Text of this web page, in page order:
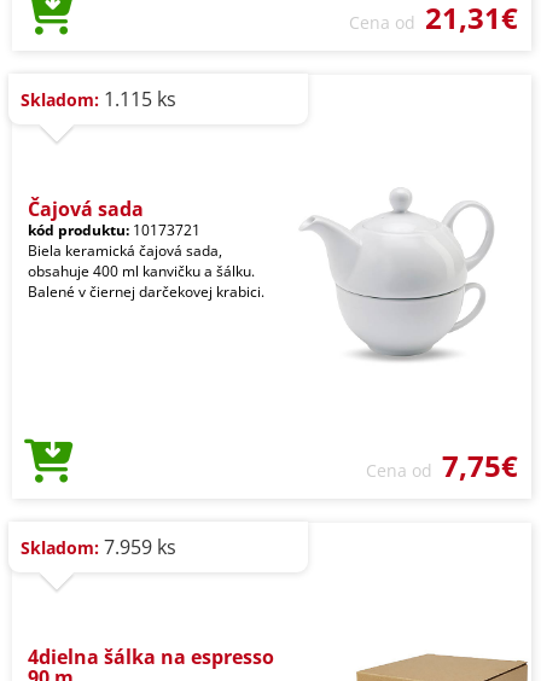
Cena od 21,31€
Skladom: 1.115 ks
Čajová sada
kód produktu: 10173721
Biela keramická čajová sada,
obsahuje 400 ml kanvičku a šálku.
Balené v čiernej darčekovej krabici.
Cena od 7,75€
Skladom: 7.959 ks
4dielna šálka na espresso